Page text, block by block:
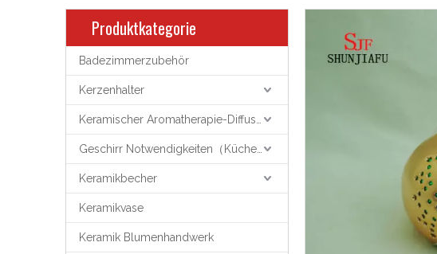
Produktkategorie
Badezimmerzubehör
Kerzenhalter
Keramikbecher
Keramikvase
Keramik Blumenhandwerk